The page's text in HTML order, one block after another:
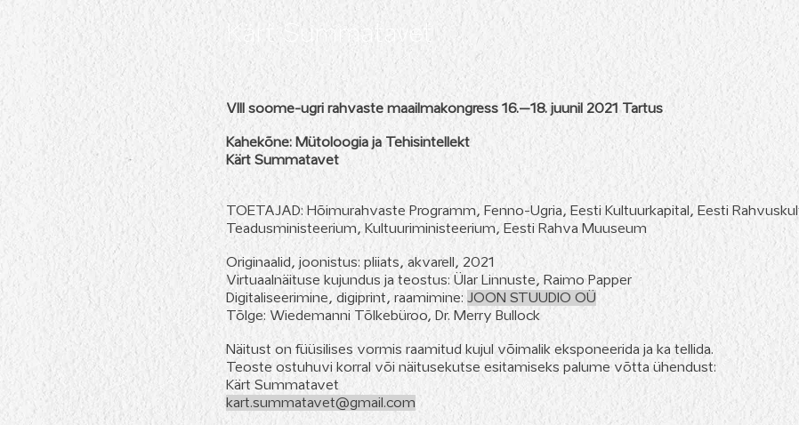
Kärt Summatavet
VIII soome-ugri rahvaste maailmakongress 16.–18. juunil 2021 Tartus
Kahekõne: Mütoloogia ja Tehisintellekt
Kärt Summatavet
TOETAJAD: Hõimurahvaste Programm, Fenno-Ugria, Eesti Kultuurkapital, Eesti
Teadusministeerium, Kultuuriministeerium, Eesti Rahva Muuseum
Originaalid, joonistus: pliiats, akvarell, 2021
Virtuaalnäituse kujundus ja teostus: Ülar Linnuste, Raimo Papper
Digitaliseerimine, digiprint, raamimine: JOON STUUDIO OÜ
Tõlge: Wiedemanni Tõlkebüroo, Dr. Merry Bullock
Näitust on füüsilises vormis raamitud kujul võimalik eksponeerida ja ka tellida.
Teoste ostuhuvi korral või näitusekutse esitamiseks palume võtta ühendust:
Kärt Summatavet
kart.summatavet@gmail.com